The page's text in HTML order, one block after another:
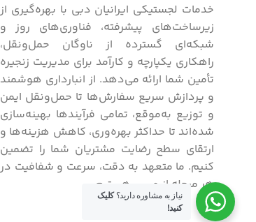
خدمات لجستیکی ایرانیان دبی با بهره‌گیری از
زیرساخت‌های پیشرفته، فناوری‌های روز و
شبکه‌ای گسترده از ناوگان حمل‌ونقل،
راهکاری یکپارچه و کارآمد برای مدیریت زنجیره
تأمین شما ارائه می‌دهد. از انبارداری هوشمند
و پردازش سریع سفارش‌ها تا حمل‌ونقل ایمن
و توزیع به‌موقع، تمامی فرآیندها بهینه‌سازی
شده‌اند تا حداکثر بهره‌وری، کاهش هزینه‌ها و
ارتقای سطح رضایت مشتریان شما را تضمین
کنیم. ما متعهد به دقت، سرعت و شفافیت در
هر مرحله از مسیر هستیم.
نیاز به مشاوره دارید؟کلیک
کنید!